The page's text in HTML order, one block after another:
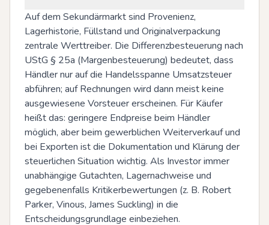
Auf dem Sekundärmarkt sind Provenienz,
Lagerhistorie, Füllstand und Originalverpackung
zentrale Werttreiber. Die Differenzbesteuerung nach
UStG § 25a (Margenbesteuerung) bedeutet, dass
Händler nur auf die Handelsspanne Umsatzsteuer
abführen; auf Rechnungen wird dann meist keine
ausgewiesene Vorsteuer erscheinen. Für Käufer
heißt das: geringere Endpreise beim Händler
möglich, aber beim gewerblichen Weiterverkauf und
bei Exporten ist die Dokumentation und Klärung der
steuerlichen Situation wichtig. Als Investor immer
unabhängige Gutachten, Lagernachweise und
gegebenenfalls Kritikerbewertungen (z. B. Robert
Parker, Vinous, James Suckling) in die
Entscheidungsgrundlage einbeziehen.